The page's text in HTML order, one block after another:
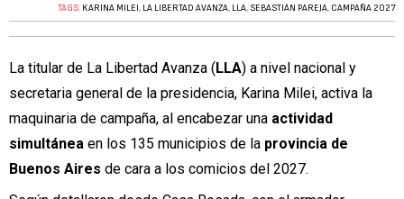
TAGS: KARINA MILEI , LA LIBERTAD AVANZA, LLA, SEBASTIÁN PAREJA, CAMPAÑA 2027
La titular de La Libertad Avanza ( LLA) a nivel nacional y
secretaria general de la presidencia, Karina Milei, activa la
maquinaria de campaña, al encabezar una actividad
simultánea en los 135 municipios de la provincia de
Buenos Aires de cara a los comicios del 2027.